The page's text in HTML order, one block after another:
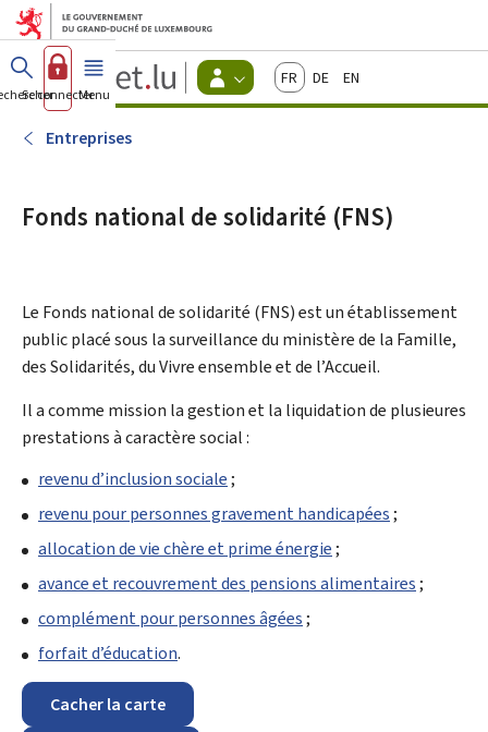
Aller au menu principal
Aller au contenu
Guichet.lu
Changer
d'espace
FrançaisDeutschEnglish
Se connecterMenu principal
Entreprises
Fonds national de solidarité (FNS)
Le Fonds national de solidarité (FNS) est un établissement
public placé sous la surveillance du ministère de la Famille,
des Solidarités, du Vivre ensemble et de l’Accueil.
Il a comme mission la gestion et la liquidation de plusieures
prestations à caractère social :
revenu d’inclusion sociale;
revenu pour personnes gravement handicapées;
allocation de vie chère et prime énergie;
avance et recouvrement des pensions alimentaires;
complément pour personnes âgées;
forfait d’éducation.
Cacher la carte